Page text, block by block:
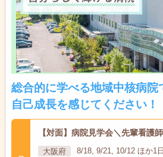
総合的に学べる地域中核病院
自己成長を感じてください！
【対面】病院見学会＼先輩看護
大阪府 8/18, 9/21, 10/12 ほか1